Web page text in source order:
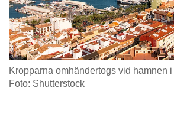
Kropparna omhändertogs vid hamnen
Foto: Shutterstock